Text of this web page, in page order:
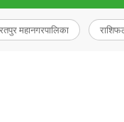
महानगरपालिका